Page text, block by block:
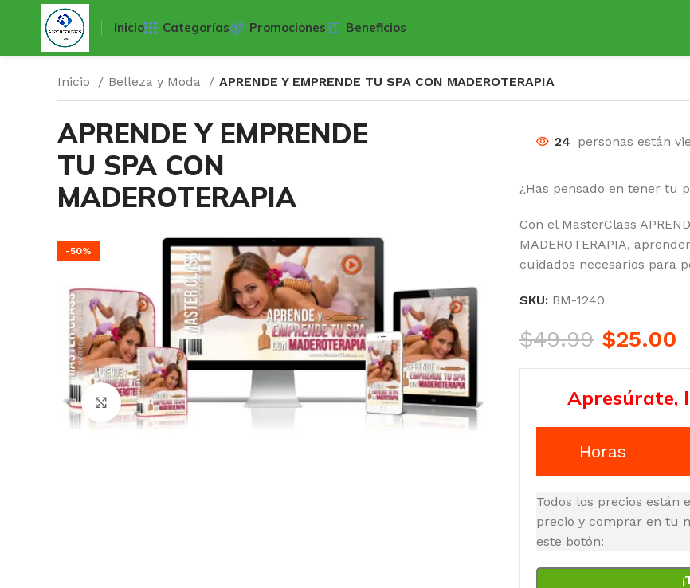
Inicio Categorías Promociones Beneficios
Inicio Belleza y Moda APRENDE Y EMPRENDE TU SPA CON MADEROTERAPIA
APRENDE Y EMPRENDE
TU SPA CON
MADEROTERAPIA
-50%
Click para agrandar
24 personas están
¿Has pensado en tener tu
Con el MasterClass
MADEROTERAPIA,
cuidados necesarios para
SKU: BM-1240
$49.99 $25.00
Apresúrate,
Horas
Todos los precios están
precio y comprar en tu
este botón: